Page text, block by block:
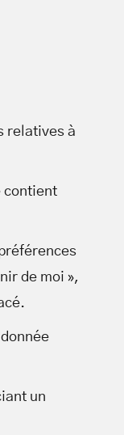
relatives à
contient
de moi »,
un